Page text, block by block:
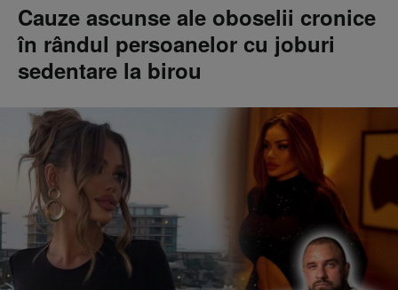
Cauze ascunse ale oboselii cronice
în rândul persoanelor cu joburi
sedentare la birou